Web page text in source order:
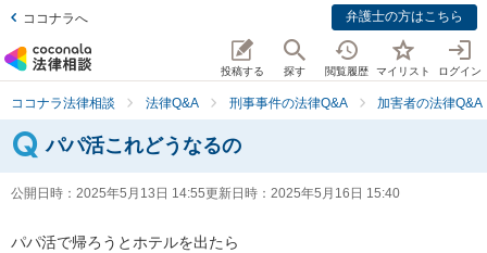
ココナラへ 弁護士の方はこちら
投稿する 探す 閲覧履歴 マイリスト ログイン
ココナラ法律相談 法律Q&A 刑事事件の法律Q&A 加害者の法律Q&A
パパ活これどうなるの
公開日時： 2025年5月13日 14:55更新日時： 2025年5月16日 15:40
パパ活で帰ろうとホテルを出たら